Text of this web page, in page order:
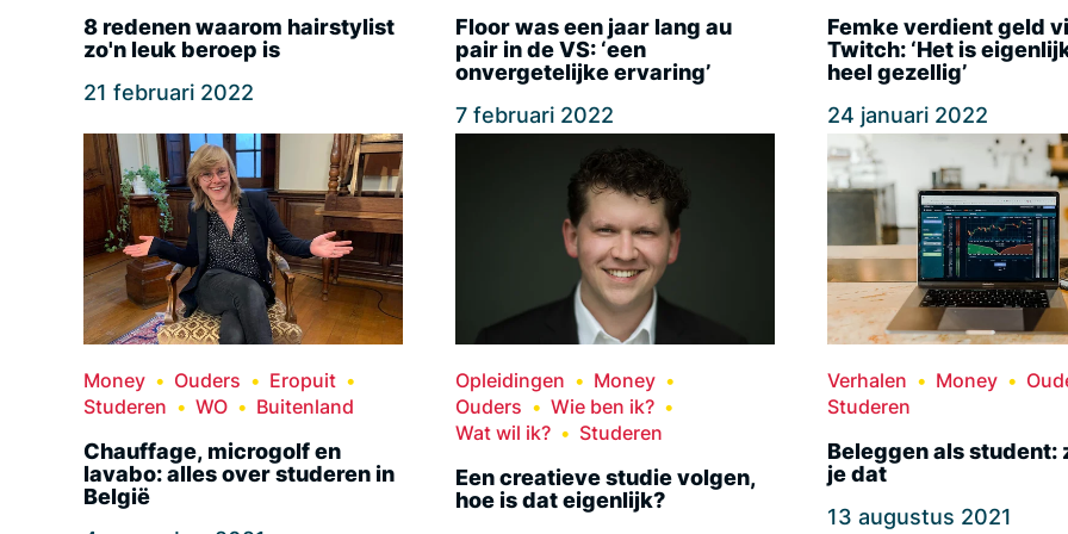
8 redenen waarom hairstylist
zo'n leuk beroep is
21 februari 2022
Floor was een jaar lang au
pair in de VS: ‘een
onvergetelijke ervaring’
7 februari 2022
Femke verdient geld
Twitch: ‘Het is
heel gezellig’
24 januari 2022
Money Ouders
Eropuit
Studeren
WO Buitenland
Chauffage, microgolf en
lavabo: alles over studeren in
België
Opleidingen
Money
Ouders
Wie ben ik?
Wat wil ik?
Studeren
Een creatieve studie volgen,
hoe is dat eigenlijk?
Verhalen Money
Studeren
Beleggen als student:
je dat
13 augustus 2021